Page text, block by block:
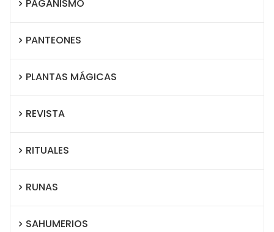
PAGANISMO
PANTEONES
PLANTAS MÁGICAS
REVISTA
RITUALES
RUNAS
SAHUMERIOS